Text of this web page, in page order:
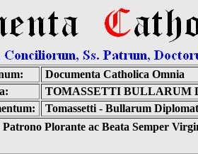
Documenta Catholica Omnia
TOMASSETTI BULLARUM
Tomassetti - Bullarum
Plorante ac Beata Semper